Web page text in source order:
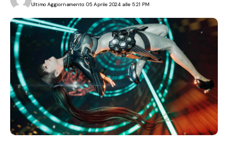
Ultimo Aggiornamento: 05 Aprile 2024 alle 5:21 PM